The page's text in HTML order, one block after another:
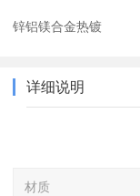
锌铝镁合金热镀
详细说明
材质